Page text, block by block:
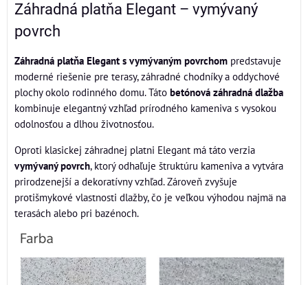
Záhradná platňa Elegant – vymývaný
povrch
Záhradná platňa Elegant s vymývaným povrchom predstavuje
moderné riešenie pre terasy, záhradné chodníky a oddychové
plochy okolo rodinného domu. Táto betónová záhradná dlažba
kombinuje elegantný vzhľad prírodného kameniva s vysokou
odolnosťou a dlhou životnosťou.
Oproti klasickej záhradnej platni Elegant má táto verzia
vymývaný povrch, ktorý odhaľuje štruktúru kameniva a vytvára
prirodzenejší a dekoratívny vzhľad. Zároveň zvyšuje
protišmykové vlastnosti dlažby, čo je veľkou výhodou najmä na
terasách alebo pri bazénoch.